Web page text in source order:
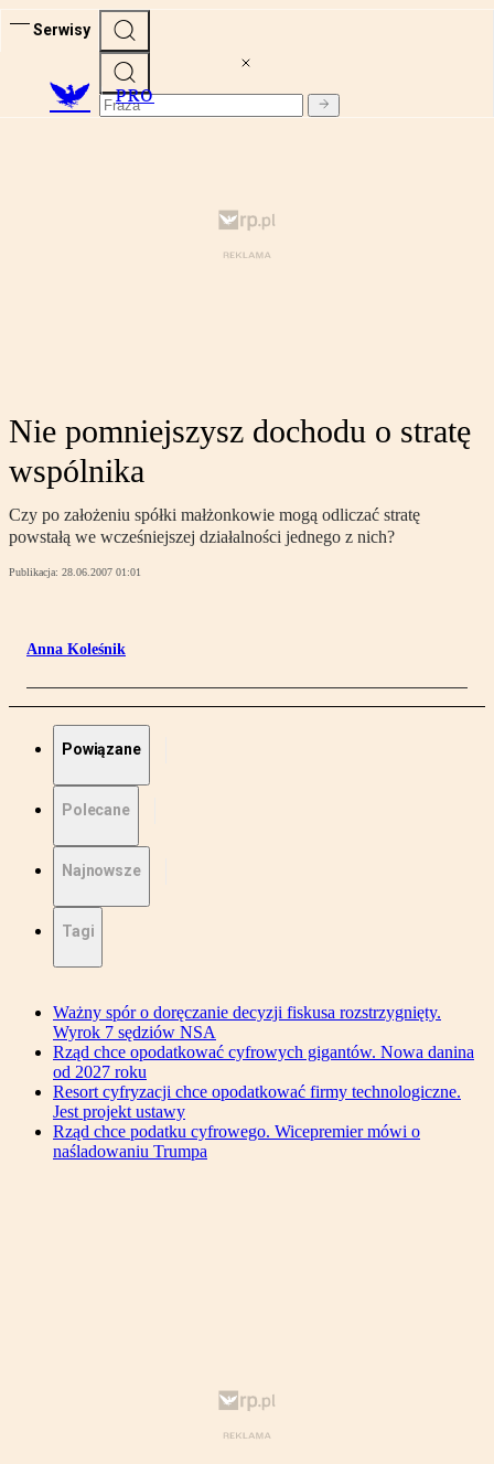
Serwisy
PRO
Nie pomniejszysz dochodu o stratę
wspólnika
Czy po założeniu spółki małżonkowie mogą odliczać stratę
powstałą we wcześniejszej działalności jednego z nich?
Publikacja: 28.06.2007 01:01
Anna Koleśnik
Powiązane
Polecane
Najnowsze
Tagi
Ważny spór o doręczanie decyzji fiskusa rozstrzygnięty.
Wyrok 7 sędziów NSA
Rząd chce opodatkować cyfrowych gigantów. Nowa danina
od 2027 roku
Resort cyfryzacji chce opodatkować firmy technologiczne.
Jest projekt ustawy
Rząd chce podatku cyfrowego. Wicepremier mówi o
naśladowaniu Trumpa